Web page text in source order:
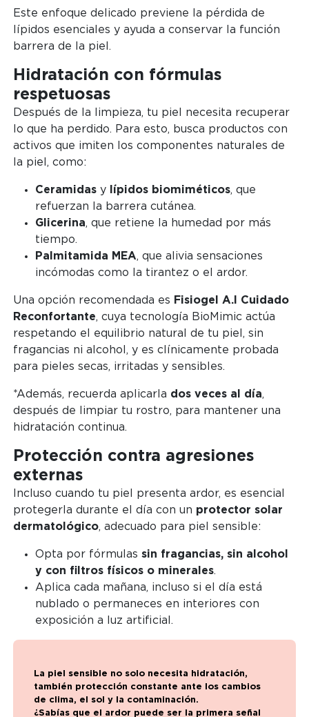
Este enfoque delicado previene la pérdida de
lípidos esenciales y ayuda a conservar la función
barrera de la piel.
Hidratación con fórmulas
respetuosas
Después de la limpieza, tu piel necesita recuperar
lo que ha perdido. Para esto, busca productos con
activos que imiten los componentes naturales de
la piel, como:
Ceramidasy lípidos biomiméticos, que
refuerzan la barrera cutánea.
Glicerina, que retiene la humedad por más
tiempo.
Palmitamida MEA, que alivia sensaciones
incómodas como la tirantez o el ardor.
Una opción recomendada es Fisiogel A.I Cuidado
Reconfortante, cuya tecnología BioMimic actúa
respetando el equilibrio natural de tu piel, sin
fragancias ni alcohol, y es clínicamente probada
para pieles secas, irritadas y sensibles.
*Además, recuerda aplicarla dos veces al día,
después de limpiar tu rostro, para mantener una
hidratación continua.
Protección contra agresiones
externas
Incluso cuando tu piel presenta ardor, es esencial
protegerla durante el día con un protector solar
dermatológico, adecuado para piel sensible:
Opta por fórmulas sin fragancias, sin alcohol
y con filtros físicos o minerales.
Aplica cada mañana, incluso si el día está
nublado o permaneces en interiores con
exposición a luz artificial.
La piel sensible no solo necesita hidratación,
también protección constante ante los cambios
de clima, el sol y la contaminación.
¿Sabías que el ardor puede ser la primera señal